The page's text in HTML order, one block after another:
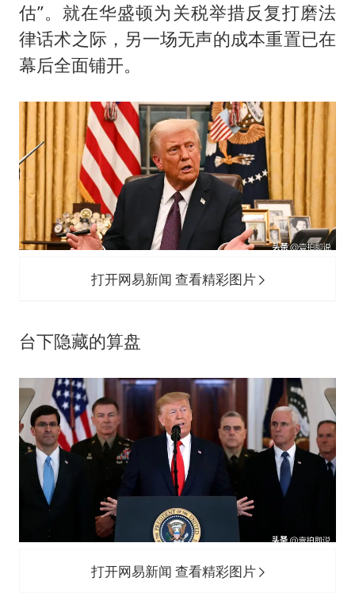
估”。就在华盛顿为关税举措反复打磨法
律话术之际，另一场无声的成本重置已在
幕后全面铺开。
打开网易新闻 查看精彩图片
台下隐藏的算盘
打开网易新闻 查看精彩图片